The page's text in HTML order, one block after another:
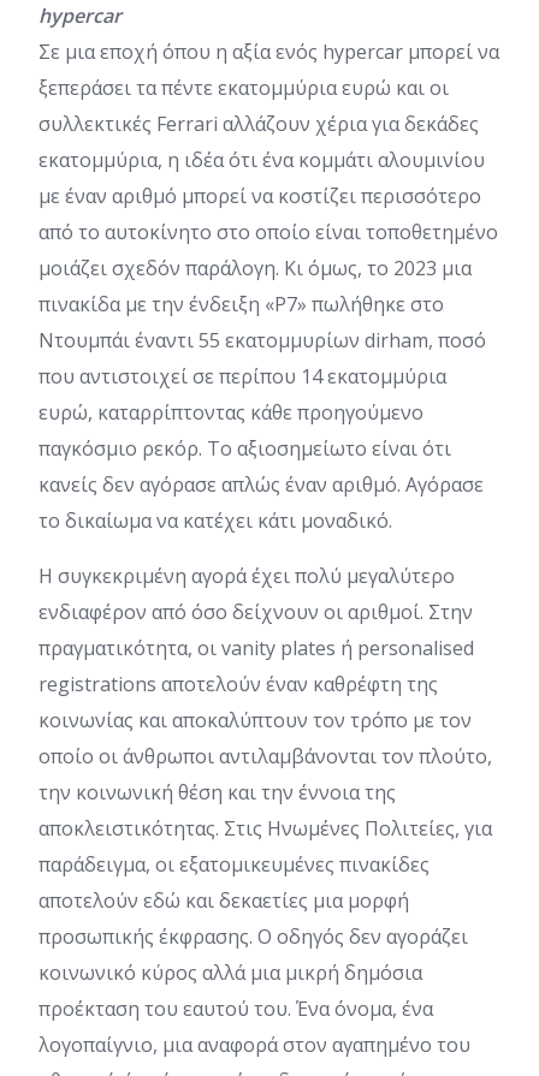
hypercar
Σε μια εποχή όπου η αξία ενός hypercar μπορεί να
ξεπεράσει τα πέντε εκατομμύρια ευρώ και οι
συλλεκτικές Ferrari αλλάζουν χέρια για δεκάδες
εκατομμύρια, η ιδέα ότι ένα κομμάτι αλουμινίου
με έναν αριθμό μπορεί να κοστίζει περισσότερο
από το αυτοκίνητο στο οποίο είναι τοποθετημένο
μοιάζει σχεδόν παράλογη. Κι όμως, το 2023 μια
πινακίδα με την ένδειξη «P7» πωλήθηκε στο
Ντουμπάι έναντι 55 εκατομμυρίων dirham, ποσό
που αντιστοιχεί σε περίπου 14 εκατομμύρια
ευρώ, καταρρίπτοντας κάθε προηγούμενο
παγκόσμιο ρεκόρ. Το αξιοσημείωτο είναι ότι
κανείς δεν αγόρασε απλώς έναν αριθμό. Αγόρασε
το δικαίωμα να κατέχει κάτι μοναδικό.
Η συγκεκριμένη αγορά έχει πολύ μεγαλύτερο
ενδιαφέρον από όσο δείχνουν οι αριθμοί. Στην
πραγματικότητα, οι vanity plates ή personalised
registrations αποτελούν έναν καθρέφτη της
κοινωνίας και αποκαλύπτουν τον τρόπο με τον
οποίο οι άνθρωποι αντιλαμβάνονται τον πλούτο,
την κοινωνική θέση και την έννοια της
αποκλειστικότητας. Στις Ηνωμένες Πολιτείες, για
παράδειγμα, οι εξατομικευμένες πινακίδες
αποτελούν εδώ και δεκαετίες μια μορφή
προσωπικής έκφρασης. Ο οδηγός δεν αγοράζει
κοινωνικό κύρος αλλά μια μικρή δημόσια
προέκταση του εαυτού του. Ένα όνομα, ένα
λογοπαίγνιο, μια αναφορά στον αγαπημένο του